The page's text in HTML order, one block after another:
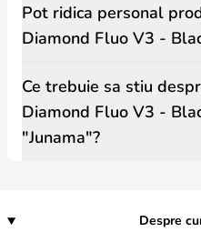
Pot ridica personal
Diamond Fluo V3 -
Ce trebuie sa stiu
Diamond Fluo V3 -
"Junama"?
Despre